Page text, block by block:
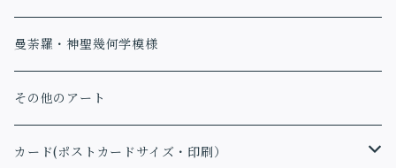
曼荼羅・神聖幾何学模様
その他のアート
カード(ポストカードサイズ・印刷）